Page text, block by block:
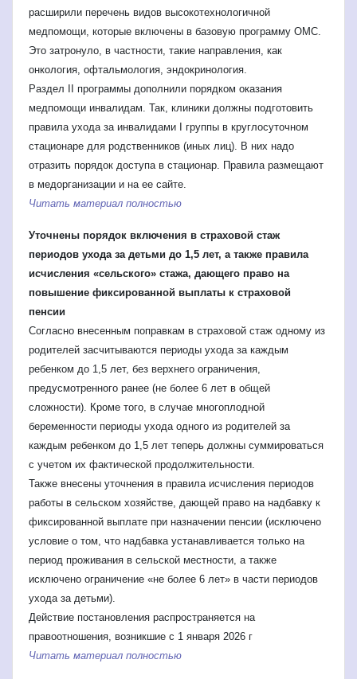
расширили перечень видов высокотехнологичной
медпомощи, которые включены в базовую программу ОМС.
Это затронуло, в частности, такие направления, как
онкология, офтальмология, эндокринология.
Раздел II программы дополнили порядком оказания
медпомощи инвалидам. Так, клиники должны подготовить
правила ухода за инвалидами I группы в круглосуточном
стационаре для родственников (иных лиц). В них надо
отразить порядок доступа в стационар. Правила размещают
в медорганизации и на ее сайте.
Читать материал полностью
Уточнены порядок включения в страховой стаж
периодов ухода за детьми до 1,5 лет, а также правила
исчисления «сельского» стажа, дающего право на
повышение фиксированной выплаты к страховой
пенсии
Согласно внесенным поправкам в страховой стаж одному из
родителей засчитываются периоды ухода за каждым
ребенком до 1,5 лет, без верхнего ограничения,
предусмотренного ранее (не более 6 лет в общей
сложности). Кроме того, в случае многоплодной
беременности периоды ухода одного из родителей за
каждым ребенком до 1,5 лет теперь должны суммироваться
с учетом их фактической продолжительности.
Также внесены уточнения в правила исчисления периодов
работы в сельском хозяйстве, дающей право на надбавку к
фиксированной выплате при назначении пенсии (исключено
условие о том, что надбавка устанавливается только на
период проживания в сельской местности, а также
исключено ограничение «не более 6 лет» в части периодов
ухода за детьми).
Действие постановления распространяется на
правоотношения, возникшие с 1 января 2026 г
Читать материал полностью